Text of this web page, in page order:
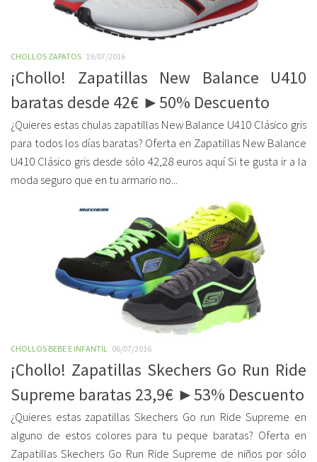
CHOLLOS ZAPATOS 19/07/2016
¡Chollo! Zapatillas New Balance U410
baratas desde 42€ ►50% Descuento
¿Quieres estas chulas zapatillas New Balance U410 Clásico gris
para todos los días baratas? Oferta en Zapatillas New Balance
U410 Clásico gris desde sólo 42,28 euros aquí Si te gusta ir a la
moda seguro que en tu armario no...
CHOLLOS BEBE E INFANTIL 06/07/2016
¡Chollo! Zapatillas Skechers Go Run Ride
Supreme baratas 23,9€ ►53% Descuento
¿Quieres estas zapatillas Skechers Go run Ride Supreme en
alguno de estos colores para tu peque baratas? Oferta en
Zapatillas Skechers Go Run Ride Supreme de niños por sólo